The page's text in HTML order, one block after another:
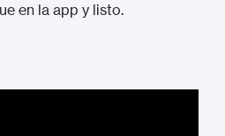
en la app y listo.